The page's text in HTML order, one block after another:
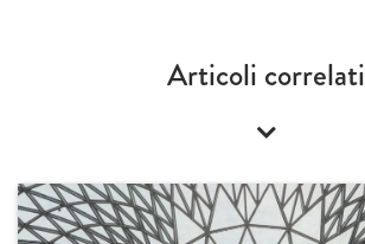
Articoli correlati